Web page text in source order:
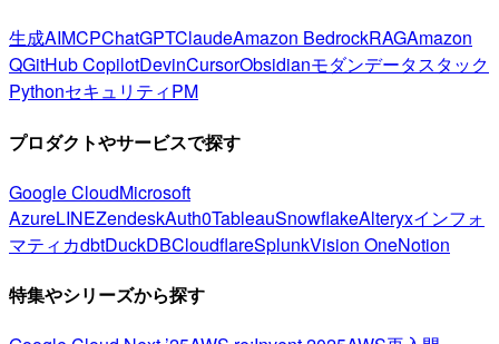
生成AIMCPChatGPTClaudeAmazon BedrockRAGAmazon
QGitHub CopilotDevinCursorObsidianモダンデータスタック
PythonセキュリティPM
プロダクトやサービスで探す
Google CloudMicrosoft
AzureLINEZendeskAuth0TableauSnowflakeAlteryxインフォ
マティカdbtDuckDBCloudflareSplunkVision OneNotion
特集やシリーズから探す